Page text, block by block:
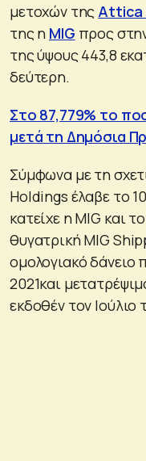
μετοχών της Attica
της η MIG προς
της ύψους 443,8
δεύτερη.
Στο 87,779% το
μετά τη Δημόσια
Σύμφωνα με τη
Holdings έλαβε το
κατείχε η MIG και
θυγατρική MIG
ομολογιακό δάνειο
2021και
εκδοθέν τον Ιούλιο